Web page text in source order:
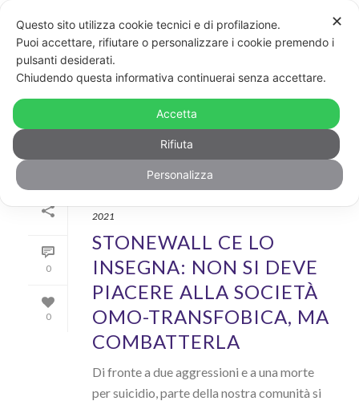
ARCHIVIO
0
0
2021
STONEWALL CE LO
INSEGNA: NON SI DEVE
PIACERE ALLA SOCIETÀ
OMO-TRANSFOBICA, MA
COMBATTERLA
Di fronte a due aggressioni e a una morte
per suicidio, parte della nostra comunità si
✕
Questo sito utilizza cookie tecnici e di profilazione.
Puoi accettare, rifiutare o personalizzare i cookie premendo i
pulsanti desiderati.
Chiudendo questa informativa continuerai senza accettare.
Accetta
Rifiuta
Personalizza